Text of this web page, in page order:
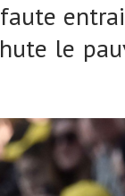
le